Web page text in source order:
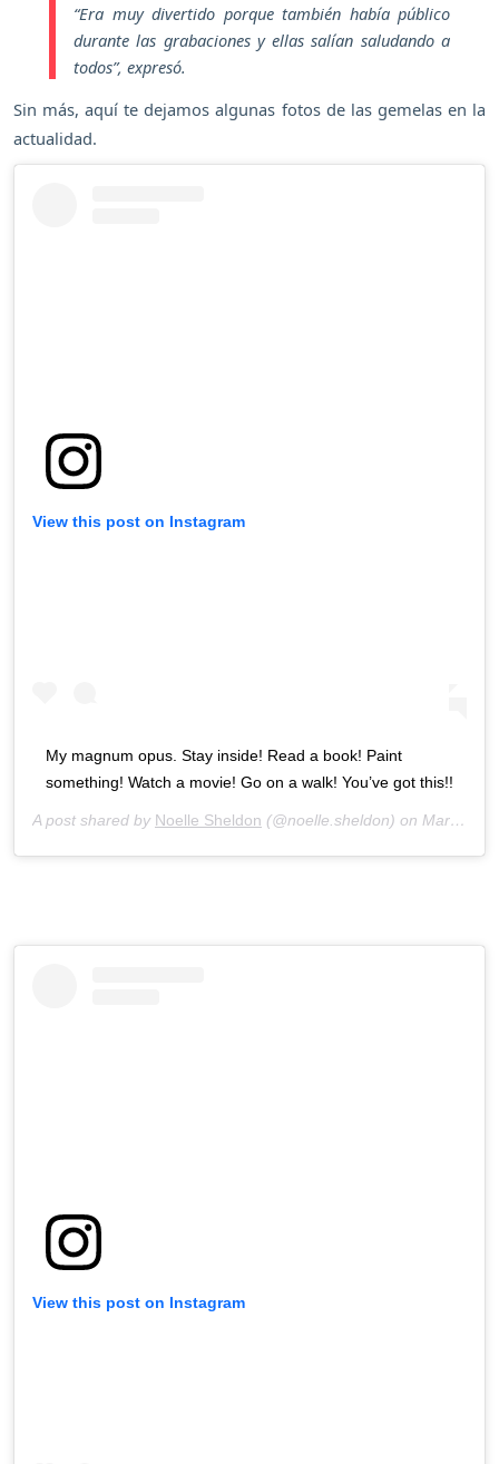
“Era muy divertido porque también había público
durante las grabaciones y ellas salían saludando a
todos”, expresó.
Sin más, aquí te dejamos algunas fotos de las gemelas en la
actualidad.
View this post on Instagram
My magnum opus. Stay inside! Read a book! Paint
something! Watch a movie! Go on a walk! You’ve got this!!
A post shared by Noelle Sheldon (@noelle.sheldon) on Mar 31, 2020 at 3:40pm PDT
View this post on Instagram